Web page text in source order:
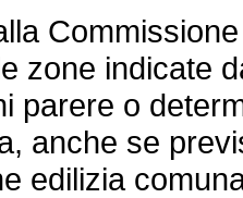
Commissione
zone indicate
parere o
anche se
edilizia